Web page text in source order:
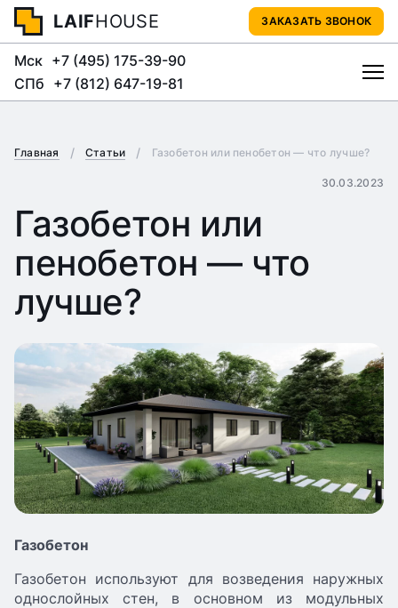
LAIFHOUSE ЗАКАЗАТЬ ЗВОНОК
Мск +7 (495) 175-39-90
СПб +7 (812) 647-19-81
Главная Статьи Газобетон или пенобетон — что лучше?
30.03.2023
Газобетон или
пенобетон — что
лучше?
Газобетон
Газобетон используют для возведения наружных
однослойных стен, в основном из модульных